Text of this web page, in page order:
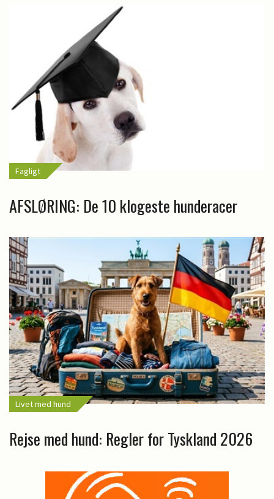
Fagligt
AFSLØRING: De 10 klogeste hunderacer
Livet med hund
Rejse med hund: Regler for Tyskland 2026